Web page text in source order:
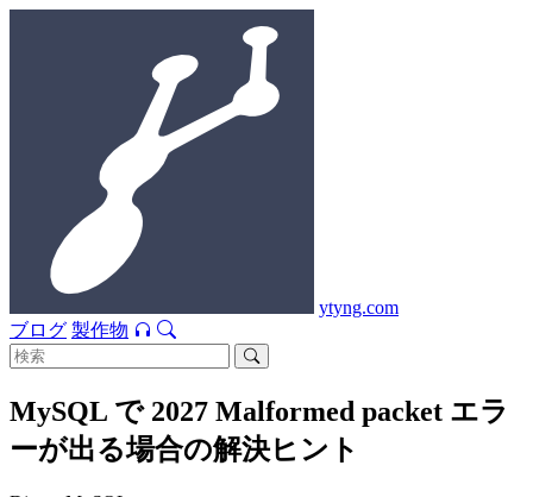
ytyng.com
ブログ 製作物
MySQL で 2027 Malformed packet エラ
ーが出る場合の解決ヒント